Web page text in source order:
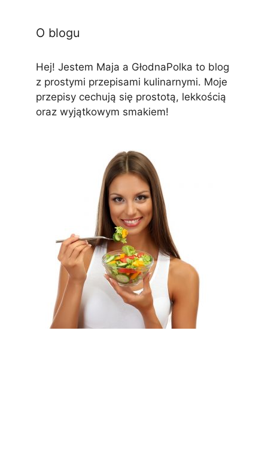
O blogu
Hej! Jestem Maja a GłodnaPolka to blog
z prostymi przepisami kulinarnymi. Moje
przepisy cechują się prostotą, lekkością
oraz wyjątkowym smakiem!